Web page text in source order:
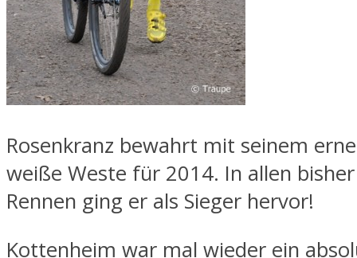
Rosenkranz bewahrt mit seinem
weiße Weste für 2014. In allen
Rennen ging er als Sieger hervor!
Kottenheim war mal wieder ein